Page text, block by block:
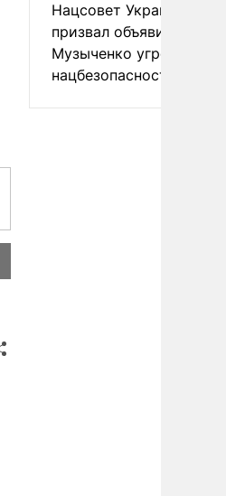
Нацсовет Украины по
призвал объявить
Музыченко угрозой
нацбезопасности